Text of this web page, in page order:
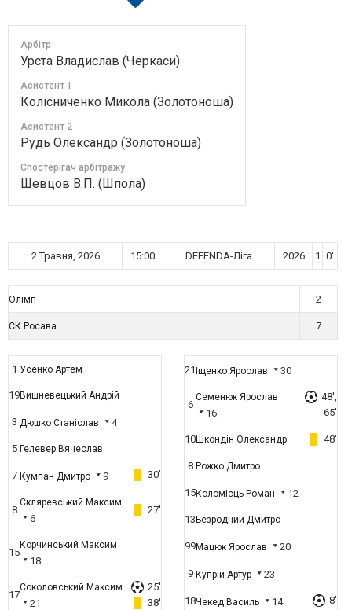
Арбітр
Урста Владислав (Черкаси)
Асистент 1
Колісниченко Микола (Золотоноша)
Асистент 2
Рудь Олександр (Золотоноша)
Спостерігач арбітражу
Шевцов В.П. (Шпола)
2 Травня, 2026 15:00 DEFENDA-Ліга 2026 1 0'
Олімп 2
СК Росава 7
1 Усенко Артем
19Вишневецький Андрій
3 Дюшко Станіслав 4
5 Гелевер Вячеслав
7 Кумпан Дмитро 9 30'
8
Скляревський Максим
6
27'
15
Корчинський Максим
18
17
Соколовський Максим
21
25'
38'
21 Іщенко Ярослав 30
6
Семенюк Ярослав
16
48',
65'
10Шкондін Олександр 48'
8 Рожко Дмитро
15Коломієць Роман 12
13 Безродний Дмитро
99Мацюк Ярослав 20
9 Купрій Артур 23
18Чекед Василь 14 8'